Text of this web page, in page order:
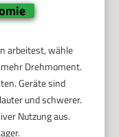
arbeitest, wähle
Drehmoment.
Geräte sind
und schwerer.
Nutzung aus.